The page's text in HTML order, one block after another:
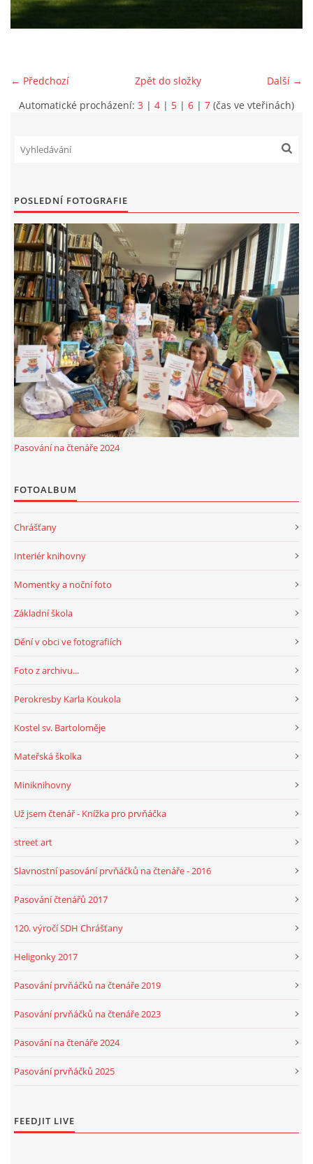
VIDEA Z DRONU
"KNIHOBUDKY"
ČASOSBĚRY - CHRÁŠŤANY
PROJEKT FLYNN "KNIHOVNA" CARSEN
E-KNIHY DO KAŽDÉ KNIHOVNY
GRANTY A DOTACE
MOBILNÍ APLIKACE
FREE WIFI
VÝZNAČNÍ RODÁCI
FOTOALBUM
PODĚKOVÁNÍ
SLUŽBY
HRY, KVÍZY, VZDĚLÁVÁNÍ ON-LINE
© 2026 eStránky.cz Aktualizováno: 1. 8. 2026
← Předchozí Další →
Zpět do složky
Automatické procházení: 3 | 4 | 5 | 6 | 7 (čas ve vteřinách)
POSLEDNÍ FOTOGRAFIE
Pasování na čtenáře 2024
FOTOALBUM
Chrášťany
Interiér knihovny
Momentky a noční foto
Základní škola
Dění v obci ve fotografiích
Foto z archivu...
Perokresby Karla Koukola
Kostel sv. Bartoloměje
Mateřská školka
Miniknihovny
Už jsem čtenář - Knížka pro prvňáčka
street art
Slavnostní pasování prvňáčků na čtenáře - 2016
Pasování čtenářů 2017
120. výročí SDH Chrášťany
Heligonky 2017
Pasování prvňáčků na čtenáře 2019
Pasování prvňáčků na čtenáře 2023
Pasování na čtenáře 2024
Pasování prvňáčků 2025
FEEDJIT LIVE